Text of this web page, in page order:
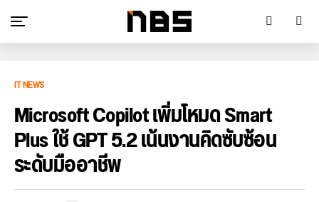
IT NEWS
Microsoft Copilot เพิ่มโหมด Smart
Plus ใช้ GPT 5.2 เน้นงานคิดซับซ้อน
ระดับมืออาชีพ